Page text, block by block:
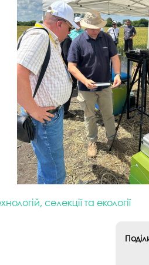
селекції та екології